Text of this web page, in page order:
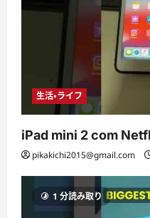
生活・ライフ
iPad mini 2 com
pikakichi2015@gmail.com
1 分読み取り